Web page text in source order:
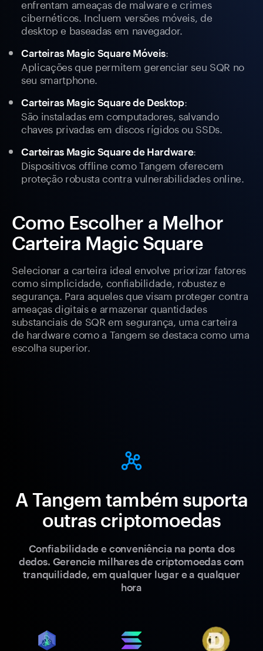
enfrentam ameaças de malware e crimes
cibernéticos. Incluem versões móveis, de
desktop e baseadas em navegador.
Carteiras Magic Square Móveis:
Aplicações que permitem gerenciar seu SQR no
seu smartphone.
Carteiras Magic Square de Desktop:
São instaladas em computadores, salvando
chaves privadas em discos rígidos ou SSDs.
Carteiras Magic Square de Hardware:
Dispositivos offline como Tangem oferecem
proteção robusta contra vulnerabilidades online.
Como Escolher a Melhor
Carteira Magic Square
Selecionar a carteira ideal envolve priorizar fatores
como simplicidade, confiabilidade, robustez e
segurança. Para aqueles que visam proteger contra
ameaças digitais e armazenar quantidades
substanciais de SQR em segurança, uma carteira
de hardware como a Tangem se destaca como uma
escolha superior.
A Tangem também suporta
outras criptomoedas
Confiabilidade e conveniência na ponta dos
dedos. Gerencie milhares de criptomoedas com
tranquilidade, em qualquer lugar e a qualquer
hora